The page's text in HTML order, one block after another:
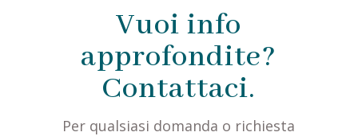
Vuoi info
approfondite?
Contattaci.
Per qualsiasi domanda o richiesta